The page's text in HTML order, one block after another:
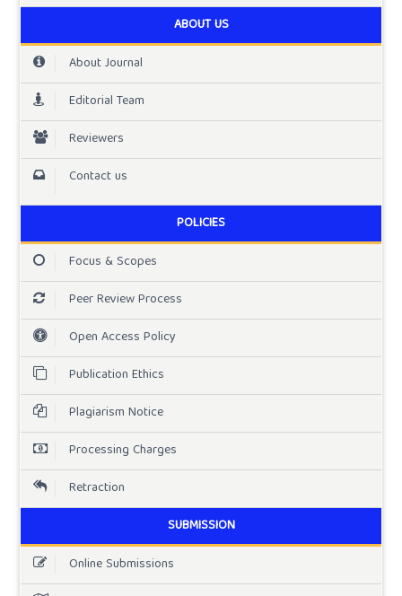
ABOUT US
About Journal
Editorial Team
Reviewers
Contact us
POLICIES
Focus & Scopes
Peer Review Process
Open Access Policy
Publication Ethics
Plagiarism Notice
Processing Charges
Retraction
SUBMISSION
Online Submissions